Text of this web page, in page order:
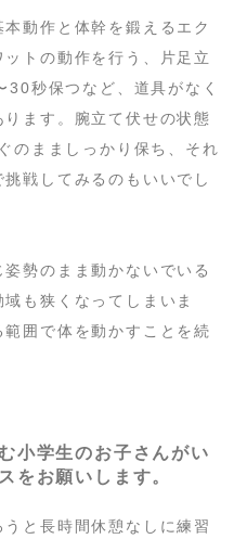
動作と体幹を鍛えるエク
トの動作を行う、片足立
秒保つなど、道具がなく
ます。腕立て伏せの状態
のまましっかり保ち、それ
戦してみるのもいいでし
勢のまま動かないでいる
も狭くなってしまいま
囲で体を動かすことを続
小学生のお子さんがい
をお願いします。
と長時間休憩なしに練習